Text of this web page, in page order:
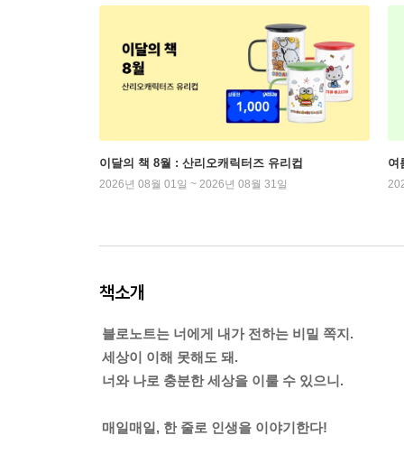
이달의 책 8월 : 산리오캐릭터즈 유리컵
2026년 08월 01일 ~ 2026년 08월 31일
여
책소개
블로노트는 너에게 내가 전하는 비밀 쪽지.
세상이 이해 못해도 돼.
너와 나로 충분한 세상을 이룰 수 있으니.
매일매일, 한 줄로 인생을 이야기한다!